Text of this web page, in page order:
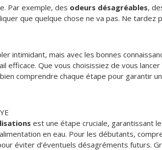
Par exemple, des odeurs désagréables,
que quelque chose ne va pas. Ne tardez
intimidant, mais avec les bonnes
efficace. Que vous choisissiez de vous lancer
comprendre chaque étape pour garantir
est une étape cruciale, garantissant
en eau. Pour les débutants,
éviter d’éventuels désagréments futurs.